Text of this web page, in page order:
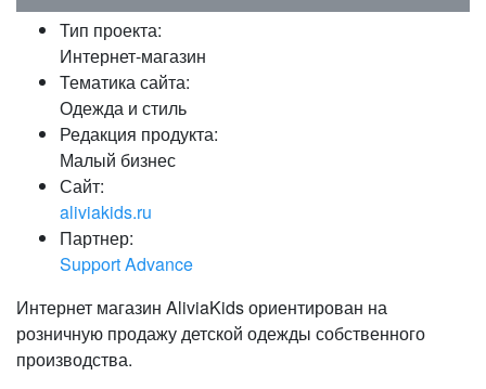
Запомнить меня на этом
Забыли свой пароль?
или войдите с помощью
Тип проекта:
Интернет-магазин
Тематика сайта:
Одежда и стиль
Редакция продукта:
Малый бизнес
Сайт:
aliviakids.ru
Партнер:
Support Advance
Интернет магазин AliviaKids ориентирован на
розничную продажу детской одежды собственного
производства.